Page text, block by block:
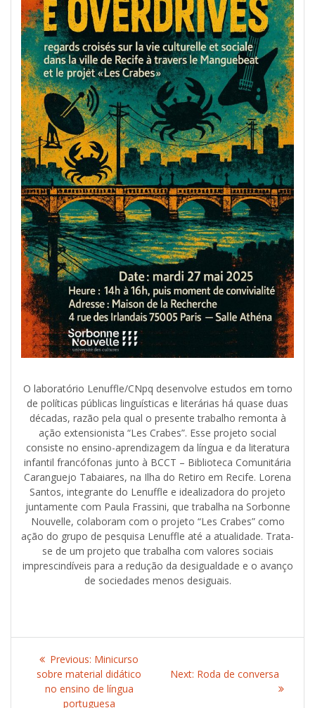
O laboratório Lenuffle/CNpq desenvolve estudos em torno
de políticas públicas linguísticas e literárias há quase duas
décadas, razão pela qual o presente trabalho remonta à
ação extensionista “Les Crabes”. Esse projeto social
consiste no ensino-aprendizagem da língua e da literatura
infantil francófonas junto à BCCT – Biblioteca Comunitária
Caranguejo Tabaiares, na Ilha do Retiro em Recife. Lorena
Santos, integrante do Lenuffle e idealizadora do projeto
juntamente com Paula Frassini, que trabalha na Sorbonne
Nouvelle, colaboram com o projeto “Les Crabes” como
ação do grupo de pesquisa Lenuffle até a atualidade. Trata-
se de um projeto que trabalha com valores sociais
imprescindíveis para a redução da desigualdade e o avanço
de sociedades menos desiguais.
Post
navigation
Previous: Previous
post:
Minicurso
sobre material didático
no ensino de língua
portuguesa
Next: Next
Roda de conversa